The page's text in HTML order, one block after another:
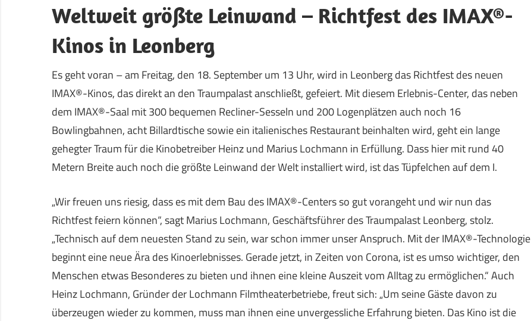
Weltweit größte Leinwand – Richtfest des IMAX®-
Kinos in Leonberg
Es geht voran – am Freitag, den 18. September um 13 Uhr, wird in Leonberg das Richtfest des neuen
IMAX®-Kinos, das direkt an den Traumpalast anschließt, gefeiert. Mit diesem Erlebnis-Center, das neben
dem IMAX®-Saal mit 300 bequemen Recliner-Sesseln und 200 Logenplätzen auch noch 16
Bowlingbahnen, acht Billardtische sowie ein italienisches Restaurant beinhalten wird, geht ein lange
gehegter Traum für die Kinobetreiber Heinz und Marius Lochmann in Erfüllung. Dass hier mit rund 40
Metern Breite auch noch die größte Leinwand der Welt installiert wird, ist das Tüpfelchen auf dem I.
„Wir freuen uns riesig, dass es mit dem Bau des IMAX®-Centers so gut vorangeht und wir nun das
Richtfest feiern können“, sagt Marius Lochmann, Geschäftsführer des Traumpalast Leonberg, stolz.
„Technisch auf dem neuesten Stand zu sein, war schon immer unser Anspruch. Mit der IMAX®-Technologie
beginnt eine neue Ära des Kinoerlebnisses. Gerade jetzt, in Zeiten von Corona, ist es umso wichtiger, den
Menschen etwas Besonderes zu bieten und ihnen eine kleine Auszeit vom Alltag zu ermöglichen.“ Auch
Heinz Lochmann, Gründer der Lochmann Filmtheaterbetriebe, freut sich: „Um seine Gäste davon zu
überzeugen wieder zu kommen, muss man ihnen eine unvergessliche Erfahrung bieten. Das Kino ist die